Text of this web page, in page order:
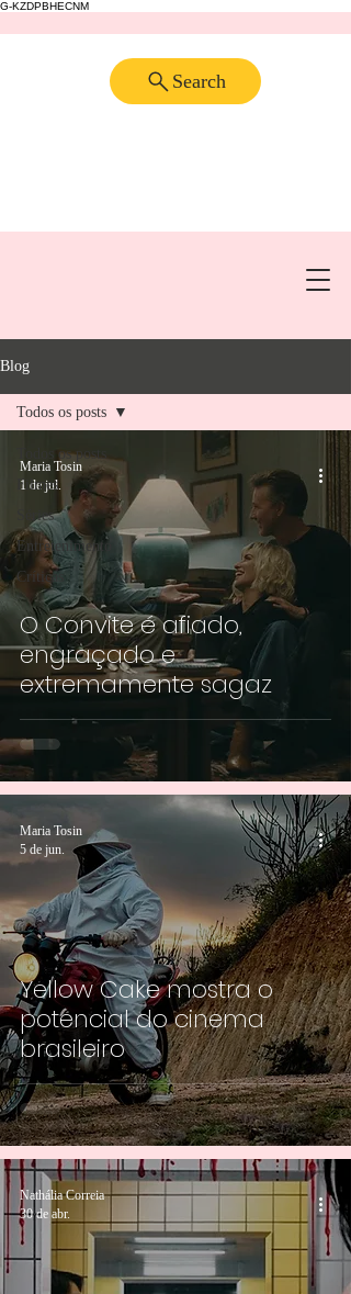
G-KZDPBHECNM
Search
Blog
Todos os posts
Filmes
Séries
Entretenimento
Críticas
Todos os posts
O Convite é afiado,
engraçado e
extremamente sagaz
Maria Tosin
1 de jul.
Yellow Cake mostra o
potencial do cinema
brasileiro
Maria Tosin
5 de jun.
Nathália Correia
30 de abr.